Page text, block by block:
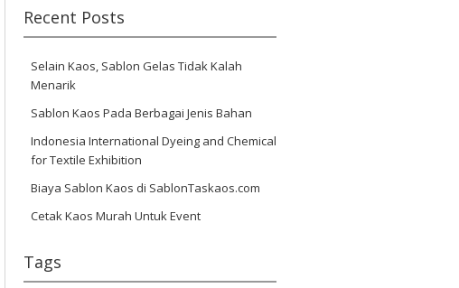
Recent Posts
Selain Kaos, Sablon Gelas Tidak Kalah
Menarik
Sablon Kaos Pada Berbagai Jenis Bahan
Indonesia International Dyeing and Chemical
for Textile Exhibition
Biaya Sablon Kaos di SablonTaskaos.com
Cetak Kaos Murah Untuk Event
Tags